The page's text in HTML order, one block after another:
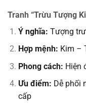
Tranh “Trừu Tượng
Ý nghĩa: Tượng
Hợp mệnh: Kim –
Phong cách: Hiện
Ưu điểm: Dễ phối
cấp